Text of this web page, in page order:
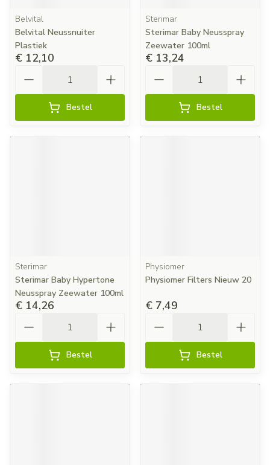
Belvital
Belvital Neussnuiter
Plastiek
€ 12,10
Bestel
Sterimar
Sterimar Baby Neusspray
Zeewater 100ml
€ 13,24
Bestel
Sterimar
Sterimar Baby Hypertone
Neusspray Zeewater 100ml
€ 14,26
Bestel
Physiomer
Physiomer Filters Nieuw 20
€ 7,49
Bestel